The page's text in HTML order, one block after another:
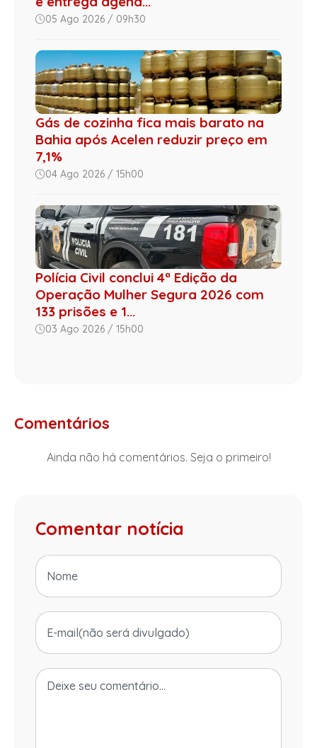
05 Ago 2026 / 09h30
Gás de cozinha fica mais barato na
Bahia após Acelen reduzir preço em
7,1%
04 Ago 2026 / 15h00
Polícia Civil conclui 4ª Edição da
Operação Mulher Segura 2026 com
133 prisões e 1...
03 Ago 2026 / 15h00
Comentários
Ainda não há comentários. Seja o primeiro!
Comentar notícia